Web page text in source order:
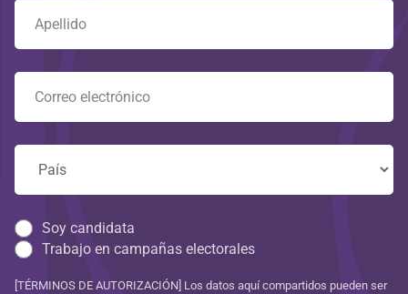
Soy candidata
Trabajo en campañas electorales
[TÉRMINOS DE AUTORIZACIÓN] Los datos aquí compartidos pueden ser